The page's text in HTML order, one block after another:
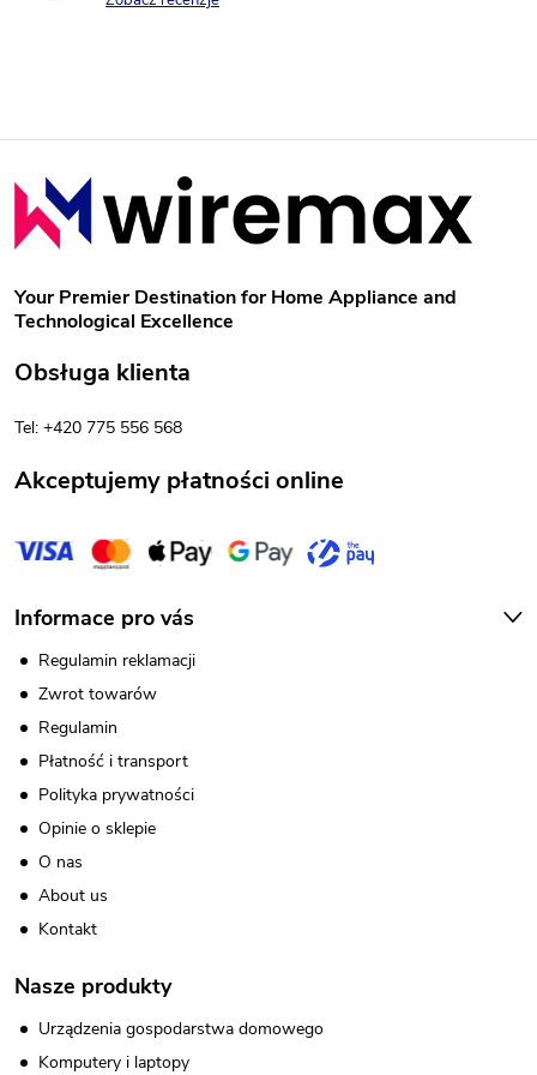
ó
w
w
i
l
i
s
t
y
S
o
p
k
a
Your Premier Destination for Home Appliance and
Technological Excellence
Obsługa klienta
Tel: +420 775 556 568
Akceptujemy płatności online
Informace pro vás
Regulamin reklamacji
Zwrot towarów
Regulamin
Płatność i transport
Polityka prywatności
Opinie o sklepie
O nas
About us
Kontakt
Nasze produkty
Urządzenia gospodarstwa domowego
Komputery i laptopy